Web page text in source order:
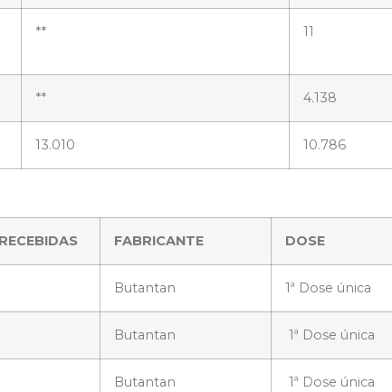
** 11
** 4.138
13.010 10.786
FABRICANTE DOSE
Butantan 1ª Dose única
Butantan 1ª Dose única
Butantan 1ª Dose única